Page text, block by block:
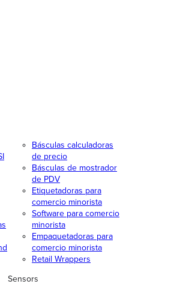
Básculas calculadoras
de precio
Básculas de mostrador
de PDV
Etiquetadoras para
comercio minorista
Software para comercio
minorista
Empaquetadoras para
comercio minorista
Retail Wrappers
Sensors